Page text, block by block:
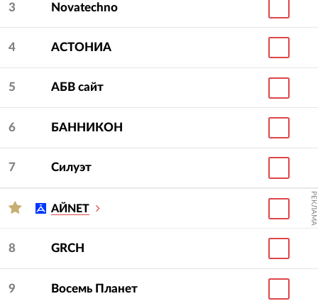
3 Novatechno
4 АСТОНИА
5 АБВ сайт
6 БАННИКОН
7 Силуэт
АЙNET РЕКЛАМА
8 GRCH
9 Восемь Планет